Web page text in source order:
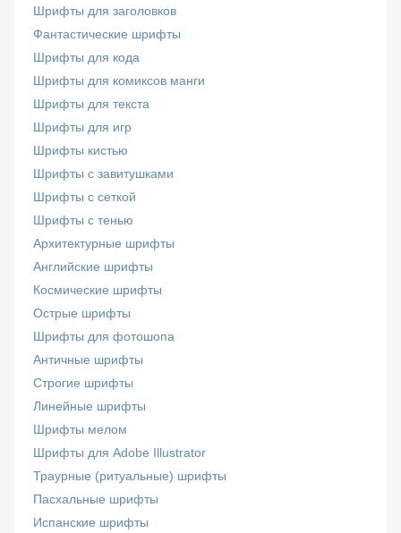
Шрифты для заголовков
Фантастические шрифты
Шрифты для кода
Шрифты для комиксов манги
Шрифты для текста
Шрифты для игр
Шрифты кистью
Шрифты с завитушками
Шрифты с сеткой
Шрифты с тенью
Архитектурные шрифты
Английские шрифты
Космические шрифты
Острые шрифты
Шрифты для фотошопа
Античные шрифты
Строгие шрифты
Линейные шрифты
Шрифты мелом
Шрифты для Adobe Illustrator
Траурные (ритуальные) шрифты
Пасхальные шрифты
Испанские шрифты